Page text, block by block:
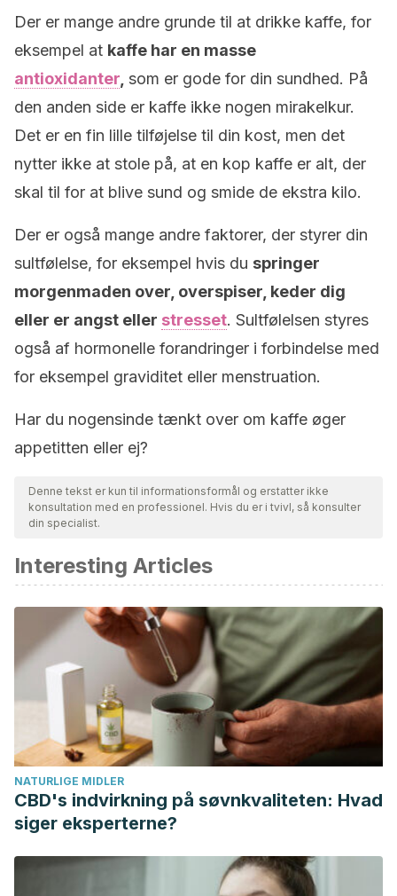
Der er mange andre grunde til at drikke kaffe, for
eksempel at kaffe har en masse
antioxidanter som er gode for din sundhed. På
den anden side er kaffe ikke nogen mirakelkur.
Det er en fin lille tilføjelse til din kost, men det
nytter ikke at stole på, at en kop kaffe er alt, der
skal til for at blive sund og smide de ekstra kilo.
Der er også mange andre faktorer, der styrer din
sultfølelse, for eksempel hvis du springer
morgenmaden over, overspiser, keder dig
eller er angst eller stresset. Sultfølelsen styres
også af hormonelle forandringer i forbindelse med
for eksempel graviditet eller menstruation.
Har du nogensinde tænkt over om kaffe øger
appetitten eller ej?
Denne tekst er kun til informationsformål og erstatter ikke
konsultation med en professionel. Hvis du er i tvivl, så konsulter
din specialist.
Interesting Articles
NATURLIGE MIDLER
CBD's indvirkning på søvnkvaliteten: Hvad
siger eksperterne?